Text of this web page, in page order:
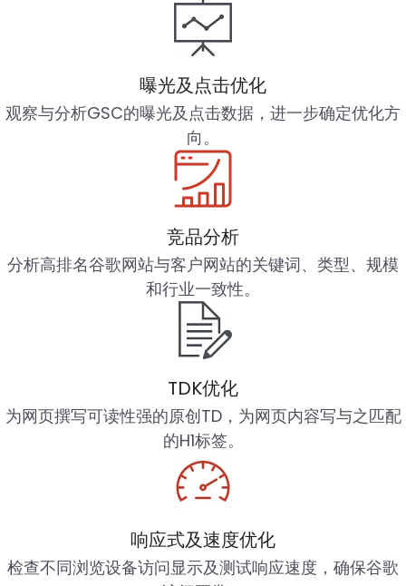
曝光及点击优化
观察与分析GSC的曝光及点击数据，进一步确定优化方
向。
竞品分析
分析高排名谷歌网站与客户网站的关键词、类型、规模
和行业一致性。
TDK优化
为网页撰写可读性强的原创TD，为网页内容写与之匹配
的H1标签。
响应式及速度优化
检查不同浏览设备访问显示及测试响应速度，确保谷歌